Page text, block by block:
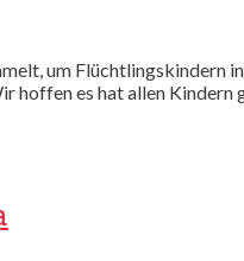
um
hoffen es hat allen Kindern